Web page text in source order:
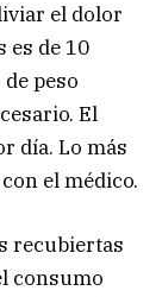
el dolor
es de 10
peso
El
día. Lo más
el médico.
recubiertas
consumo